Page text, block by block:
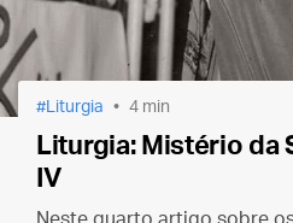
Liturgia 4 min
Liturgia: Mistério da
IV